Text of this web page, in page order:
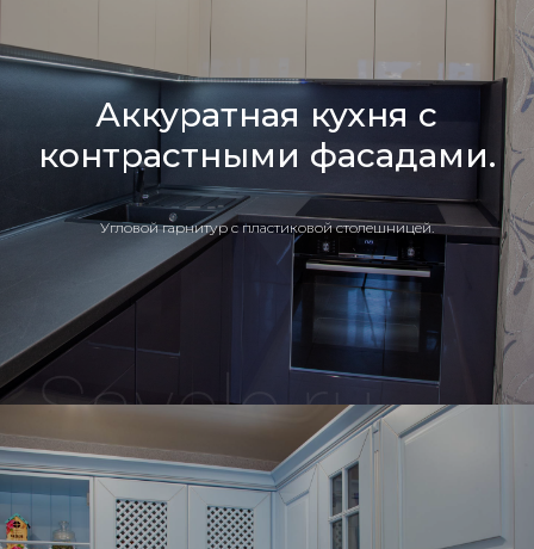
Аккуратная кухня с
контрастными фасадами.
Угловой гарнитур с пластиковой столешницей.